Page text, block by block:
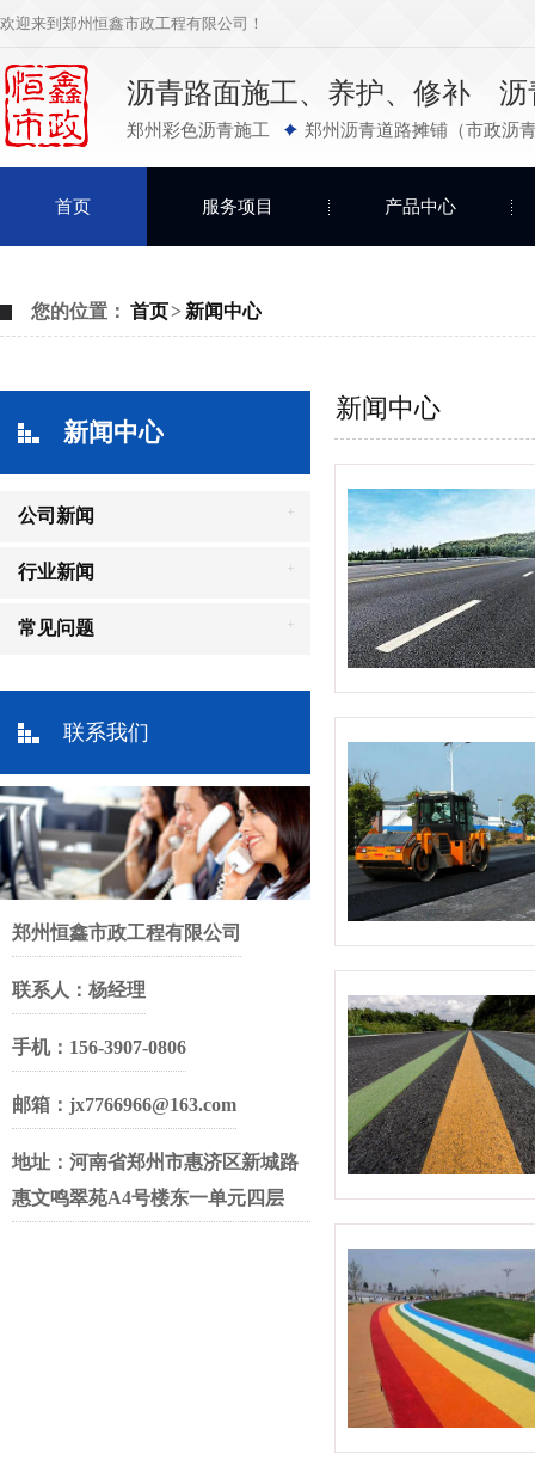
欢迎来到郑州恒鑫市政工程有限公司！
沥青路面施工、养护、修补 沥
郑州彩色沥青施工 郑州沥青道路摊铺（市政沥
首页 服务项目 产品中心
您的位置： 首页> 新闻中心
新闻中心
公司新闻 +
行业新闻 +
常见问题 +
联系我们
郑州恒鑫市政工程有限公司
联系人：杨经理
手机：156-3907-0806
邮箱：jx7766966@163.com
地址：河南省郑州市惠济区新城路
惠文鸣翠苑A4号楼东一单元四层
新闻中心